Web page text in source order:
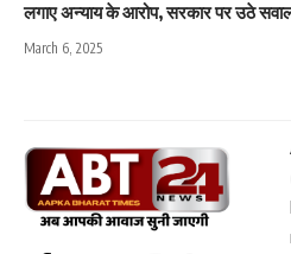
लगाए अन्याय के आरोप, सरकार पर उठे
March 6, 2025